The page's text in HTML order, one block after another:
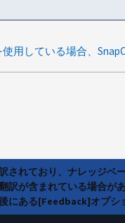
されており、ナレッジ
訳が含まれている場合
にある[Feedback]オプシ